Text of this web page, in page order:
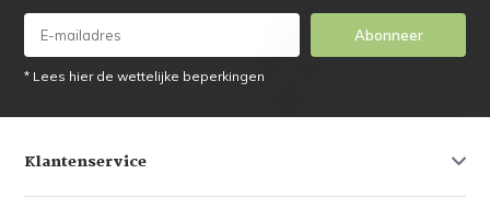
Abonneer
* Lees hier de wettelijke beperkingen
Klantenservice